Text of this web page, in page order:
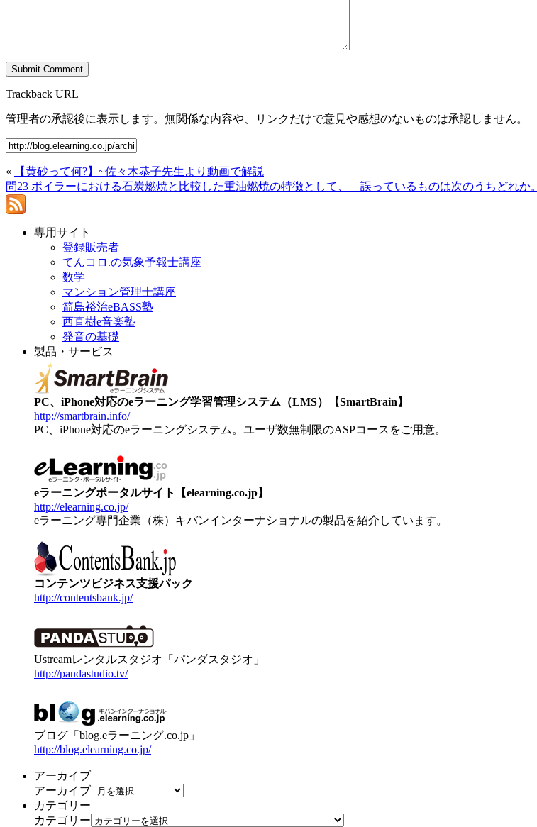
Trackback URL
管理者の承認後に表示します。無関係な内容や、リンクだけで意見や感想のないものは承認しません。
«
【黄砂って何?】~佐々木恭子先生より動画で解説
問23 ボイラーにおける石炭燃焼と比較した重油燃焼の特徴として、 誤っているものは次のうちどれか。
専用サイト
登録販売者
てんコロ.の気象予報士講座
数学
マンション管理士講座
箭島裕治eBASS塾
西直樹e音楽塾
発音の基礎
製品・サービス
PC、iPhone対応のeラーニング学習管理システム（LMS）【SmartBrain】
http://smartbrain.info/
PC、iPhone対応のeラーニングシステム。ユーザ数無制限のASPコースをご用意。
eラーニングポータルサイト【elearning.co.jp】
http://elearning.co.jp/
eラーニング専門企業（株）キバンインターナショナルの製品を紹介しています。
コンテンツビジネス支援パック
http://contentsbank.jp/
Ustreamレンタルスタジオ「パンダスタジオ」
http://pandastudio.tv/
ブログ「blog.eラーニング.co.jp」
http://blog.elearning.co.jp/
アーカイブ
アーカイブ
カテゴリー
カテゴリー